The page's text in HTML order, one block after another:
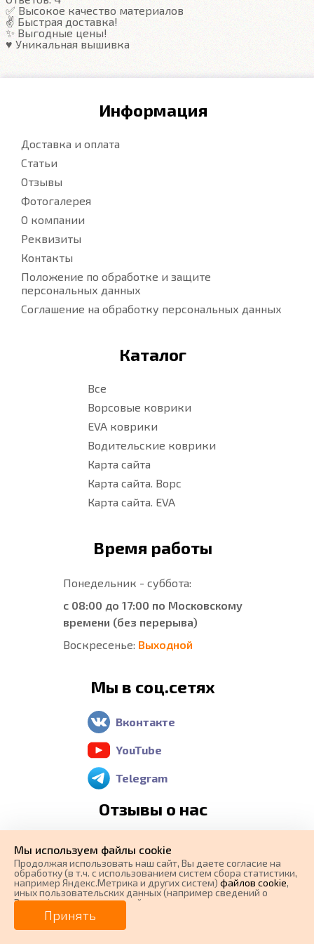
0 ₽
от0₽/мес. Плати частями
✅ Высокое качество материалов
✌️ Быстрая доставка!
✨ Выгодные цены!
♥️ Уникальная вышивка
Информация
Доставка и оплата
Статьи
Отзывы
Фотогалерея
О компании
Реквизиты
Контакты
Положение по обработке и защите
персональных данных
Соглашение на обработку персональных данных
Каталог
Все
Ворсовые коврики
EVA коврики
Водительские коврики
Карта сайта
Карта сайта. Ворс
Карта сайта. EVA
Время работы
Понедельник - суббота:
с 08:00 до 17:00 по Московскому
времени (без перерыва)
Воскресенье: Выходной
Мы в соц.сетях
Вконтакте
YouTube
Telegram
Отзывы о нас
Яндекс Карты
Google Maps
2 GIS
Мы используем файлы cookie
Продолжая использовать наш cайт, Вы даете согласие на
обработку (в т.ч. с использованием систем сбора статистики,
например Яндекс.Метрика и других систем) файлов cookie,
иных пользовательских данных (например сведений о
Вашем ip-адресе, сведений о местоположении, типе
устройства, времени посещения страницы, сведений о
ресурсах сети Интернет, с которых были совершены
переходы на наш сайт, сведения о Ваших действиях на сайте
Принять